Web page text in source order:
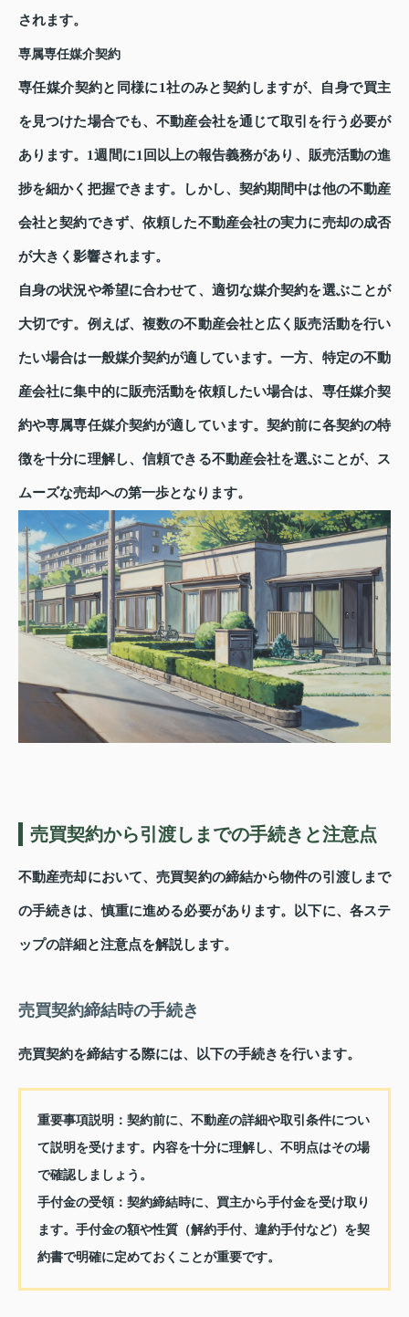
されます。
専属専任媒介契約
専任媒介契約と同様に1社のみと契約しますが、自身で買主
を見つけた場合でも、不動産会社を通じて取引を行う必要が
あります。1週間に1回以上の報告義務があり、販売活動の進
捗を細かく把握できます。しかし、契約期間中は他の不動産
会社と契約できず、依頼した不動産会社の実力に売却の成否
が大きく影響されます。
自身の状況や希望に合わせて、適切な媒介契約を選ぶことが
大切です。例えば、複数の不動産会社と広く販売活動を行い
たい場合は一般媒介契約が適しています。一方、特定の不動
産会社に集中的に販売活動を依頼したい場合は、専任媒介契
約や専属専任媒介契約が適しています。契約前に各契約の特
徴を十分に理解し、信頼できる不動産会社を選ぶことが、ス
ムーズな売却への第一歩となります。
売買契約から引渡しまでの手続きと注意点
不動産売却において、売買契約の締結から物件の引渡しまで
の手続きは、慎重に進める必要があります。以下に、各ステ
ップの詳細と注意点を解説します。
売買契約締結時の手続き
売買契約を締結する際には、以下の手続きを行います。
重要事項説明 ：契約前に、不動産の詳細や取引条件につい
て説明を受けます。内容を十分に理解し、不明点はその場
で確認しましょう。
手付金の受領：契約締結時に、買主から手付金を受け取り
ます。手付金の額や性質（解約手付、違約手付など）を契
約書で明確に定めておくことが重要です。